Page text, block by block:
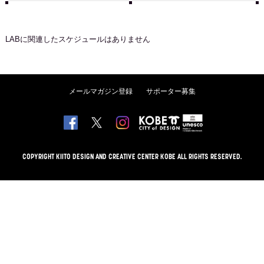
LABに関連したスケジュールはありません
メールマガジン登録 サポーター募集
COPYRIGHT KIITO DESIGN AND CREATIVE CENTER KOBE ALL RIGHTS RESERVED.